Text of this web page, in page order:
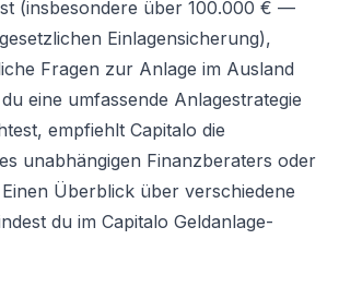
(insbesondere über 100.000 € —
Einlagensicherung),
Fragen zur Anlage im Ausland
eine umfassende Anlagestrategie
empfiehlt Capitalo die
unabhängigen Finanzberaters oder
Überblick über verschiedene
du im Capitalo Geldanlage-